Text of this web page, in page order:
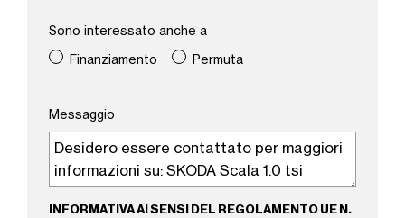
Sono interessato anche a
Finanziamento
Permuta
Messaggio
INFORMATIVA AI SENSI DEL REGOLAMENTO UE N.